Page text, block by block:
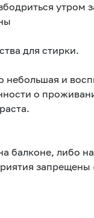
утром
для стирки.
и
о
балконе, либо
запрещены